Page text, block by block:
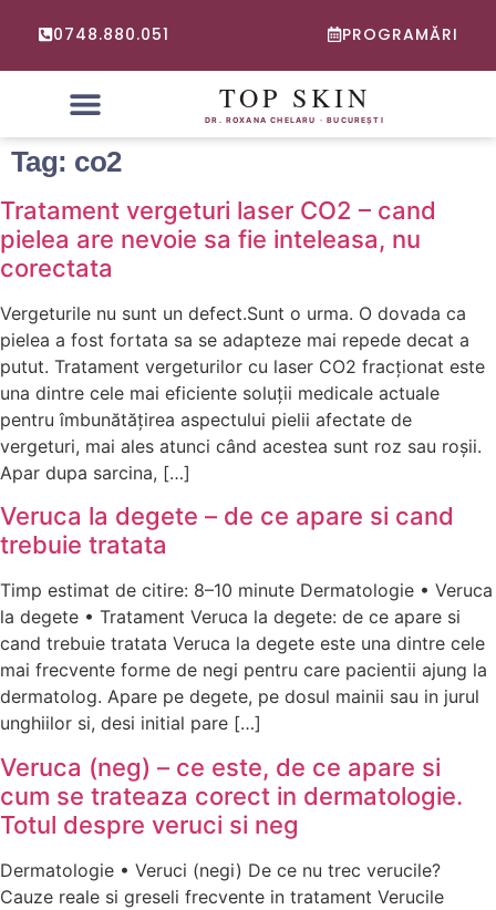
0748.880.051 PROGRAMĂRI
Tag: co2
Tratament vergeturi laser CO2 – cand
pielea are nevoie sa fie inteleasa, nu
corectata
Vergeturile nu sunt un defect.Sunt o urma. O dovada ca
pielea a fost fortata sa se adapteze mai repede decat a
putut. Tratament vergeturilor cu laser CO2 fracționat este
una dintre cele mai eficiente soluții medicale actuale
pentru îmbunătățirea aspectului pielii afectate de
vergeturi, mai ales atunci când acestea sunt roz sau roșii.
Apar dupa sarcina, […]
Veruca la degete – de ce apare si cand
trebuie tratata
Timp estimat de citire: 8–10 minute Dermatologie • Veruca
la degete • Tratament Veruca la degete: de ce apare si
cand trebuie tratata Veruca la degete este una dintre cele
mai frecvente forme de negi pentru care pacientii ajung la
dermatolog. Apare pe degete, pe dosul mainii sau in jurul
unghiilor si, desi initial pare […]
Veruca (neg) – ce este, de ce apare si
cum se trateaza corect in dermatologie.
Totul despre veruci si neg
Dermatologie • Veruci (negi) De ce nu trec verucile?
Cauze reale si greseli frecvente in tratament Verucile